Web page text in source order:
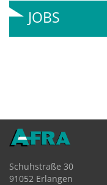
JOBS
Schuhstraße 30
91052 Erlangen